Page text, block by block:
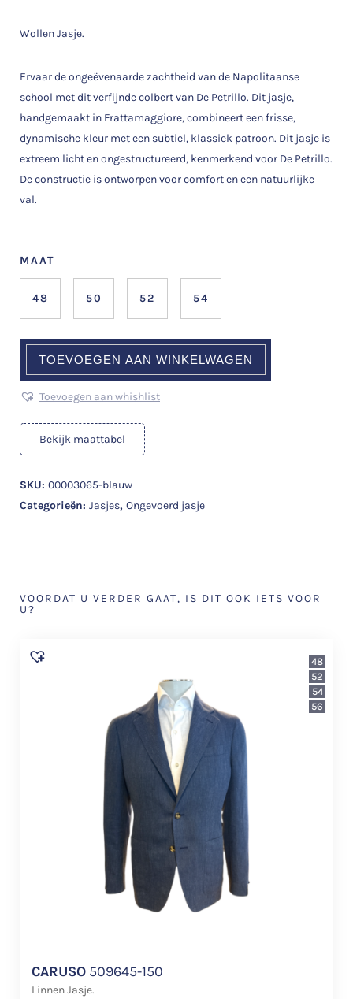
Wollen Jasje.
Ervaar de ongeëvenaarde zachtheid van de Napolitaanse
school met dit verfijnde colbert van De Petrillo. Dit jasje,
handgemaakt in Frattamaggiore, combineert een frisse,
dynamische kleur met een subtiel, klassiek patroon. Dit jasje is
extreem licht en ongestructureerd, kenmerkend voor De Petrillo.
De constructie is ontworpen voor comfort en een natuurlijke
val.
MAAT
48 50 52 54
TOEVOEGEN AAN WINKELWAGEN
Toevoegen aan whishlist
Bekijk maattabel
SKU: 00003065-blauw
Categorieën: Jasjes, Ongevoerd jasje
VOORDAT U VERDER GAAT, IS DIT OOK IETS VOOR
U?
CARUSO 509645-150
Linnen Jasje.
48
52
54
56